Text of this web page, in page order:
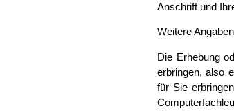
Anschrift und
Weitere
Die Erhebung
erbringen, also
für Sie